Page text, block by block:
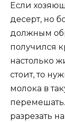
Если
десерт, но
должным
получился
настолько
стоит, то
молока в
разрезать